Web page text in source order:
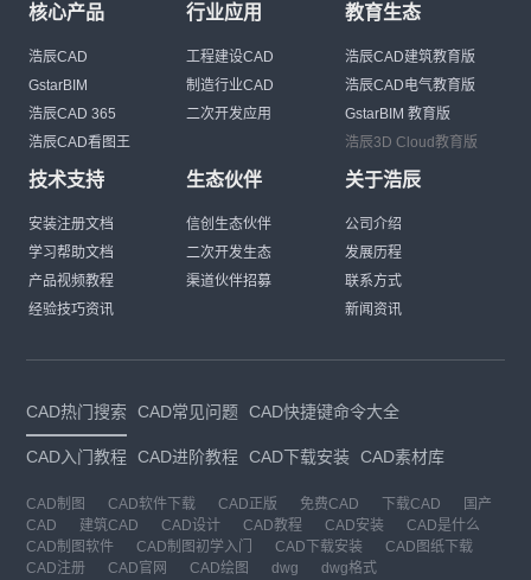
核心产品
浩辰CAD
GstarBIM
浩辰CAD 365
浩辰CAD看图王
行业应用
工程建设CAD
制造行业CAD
二次开发应用
教育生态
浩辰CAD建筑教育版
浩辰CAD电气教育版
GstarBIM 教育版
浩辰3D Cloud教育版
技术支持
安装注册文档
学习帮助文档
产品视频教程
经验技巧资讯
生态伙伴
信创生态伙伴
二次开发生态
渠道伙伴招募
关于浩辰
公司介绍
发展历程
联系方式
新闻资讯
CAD热门搜索 CAD常见问题 CAD快捷键命令大全
CAD入门教程 CAD进阶教程 CAD下载安装 CAD素材库
CAD制图 CAD软件下载 CAD正版 免费CAD 下载CAD
国产
CAD
建筑CAD CAD设计 CAD教程 CAD安装
CAD是什么
CAD制图软件
CAD制图初学入门 CAD下载安装
CAD图纸下载
CAD注册
CAD官网 CAD绘图 dwg dwg格式